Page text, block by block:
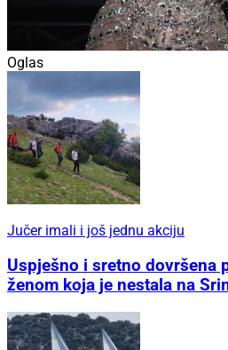
Oglas
Jučer imali i još jednu akciju
Uspješno i sretno dovršena
ženom koja je nestala na